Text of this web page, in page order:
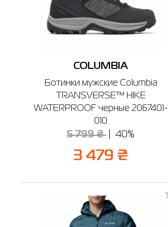
COLUMBIA
Ботинки мужские Columbia
TRANSVERSE™ HIKE
WATERPROOF черные 2067401-
010
5 799 ₴ 40%
3 479 ₴